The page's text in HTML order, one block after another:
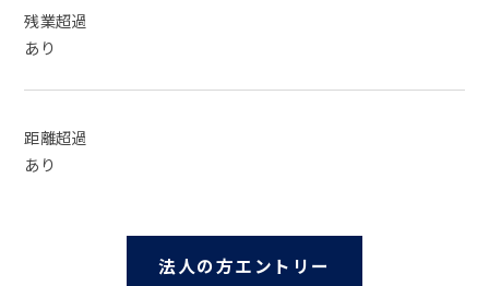
残業超過
あり
距離超過
あり
法人の方エントリー